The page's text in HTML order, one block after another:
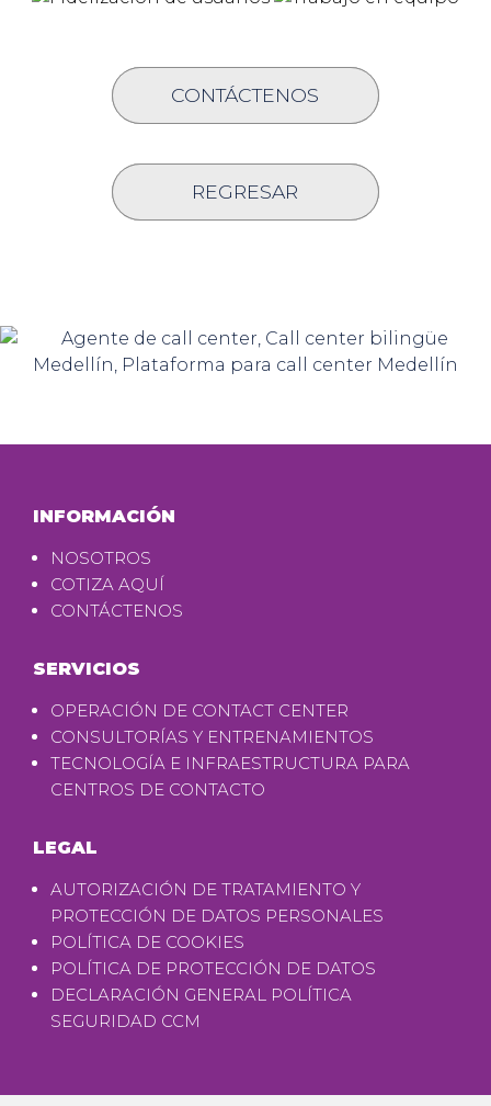
CONTÁCTENOS
REGRESAR
INFORMACIÓN
NOSOTROS
COTIZA AQUÍ
CONTÁCTENOS
SERVICIOS
OPERACIÓN DE CONTACT CENTER
CONSULTORÍAS Y ENTRENAMIENTOS
TECNOLOGÍA E INFRAESTRUCTURA PARA
CENTROS DE CONTACTO
LEGAL
AUTORIZACIÓN DE TRATAMIENTO Y
PROTECCIÓN DE DATOS PERSONALES
POLÍTICA DE COOKIES
POLÍTICA DE PROTECCIÓN DE DATOS
DECLARACIÓN GENERAL POLÍTICA
SEGURIDAD CCM